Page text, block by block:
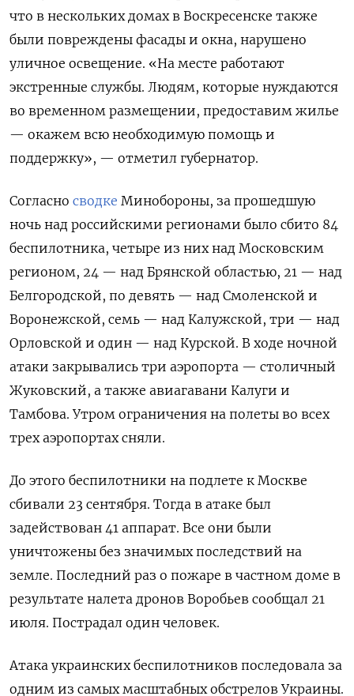
что в нескольких домах в Воскресенске также
были повреждены фасады и окна, нарушено
уличное освещение. «На месте работают
экстренные службы. Людям, которые нуждаются
во временном размещении, предоставим жилье
— окажем всю необходимую помощь и
поддержку», — отметил губернатор.
Согласно сводке Минобороны, за прошедшую
ночь над российскими регионами было сбито 84
беспилотника, четыре из них над Московским
регионом, 24 — над Брянской областью, 21 — над
Белгородской, по девять — над Смоленской и
Воронежской, семь — над Калужской, три — над
Орловской и один — над Курской. В ходе ночной
атаки закрывались три аэропорта — столичный
Жуковский, а также авиагавани Калуги и
Тамбова. Утром ограничения на полеты во всех
трех аэропортах сняли.
До этого беспилотники на подлете к Москве
сбивали 23 сентября. Тогда в атаке был
задействован 41 аппарат. Все они были
уничтожены без значимых последствий на
земле. Последний раз о пожаре в частном доме в
результате налета дронов Воробьев сообщал 21
июля. Пострадал один человек.
Атака украинских беспилотников последовала за
одним из самых масштабных обстрелов Украины.